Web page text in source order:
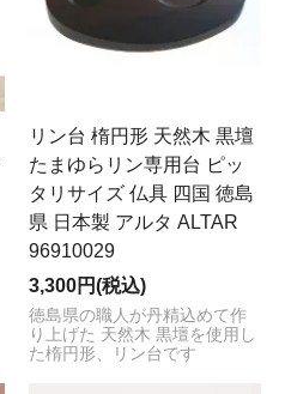
リン台 楕円形 天然木 黒壇
たまゆらリン専用台 ピッ
タリサイズ 仏具 四国 徳島
県 日本製 アルタ ALTAR
96910029
3,300円(税込)
徳島県の職人が丹精込めて作
り上げた 天然木 黒壇を使用し
た楕円形、リン台です